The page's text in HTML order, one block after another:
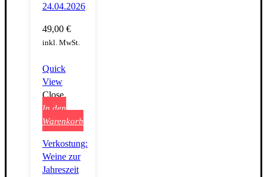
24.04.2026
49,00 €
inkl. MwSt.
Quick
View
Close
In den
Warenkorb
Verkostung:
Weine zur
Jahreszeit